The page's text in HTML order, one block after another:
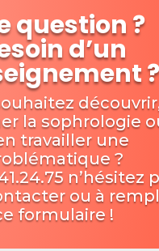
question ?
d’un
?
la sophrologie
travailler une
?
n’hésitez
ou à
formulaire !